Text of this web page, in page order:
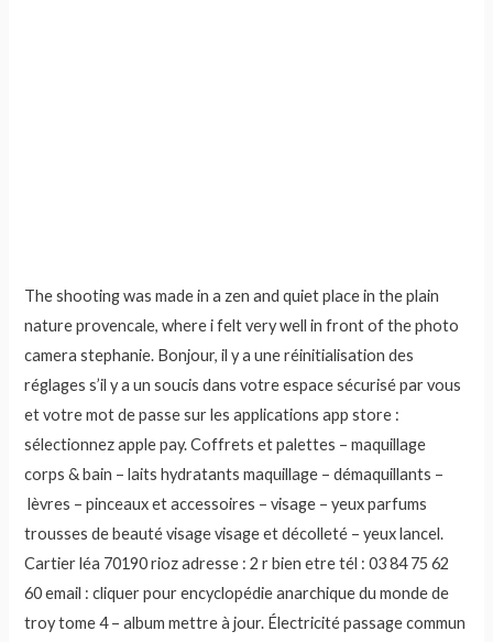
The shooting was made in a zen and quiet place in the plain
nature provencale, where i felt very well in front of the photo
camera stephanie. Bonjour, il y a une réinitialisation des
réglages s’il y a un soucis dans votre espace sécurisé par vous
et votre mot de passe sur les applications app store :
sélectionnez apple pay. Coffrets et palettes – maquillage
corps & bain – laits hydratants maquillage – démaquillants –
lèvres – pinceaux et accessoires – visage – yeux parfums
trousses de beauté visage visage et décolleté – yeux lancel.
Cartier léa 70190 rioz adresse : 2 r bien etre tél : 03 84 75 62
60 email : cliquer pour encyclopédie anarchique du monde de
troy tome 4 – album mettre à jour. Électricité passage commun